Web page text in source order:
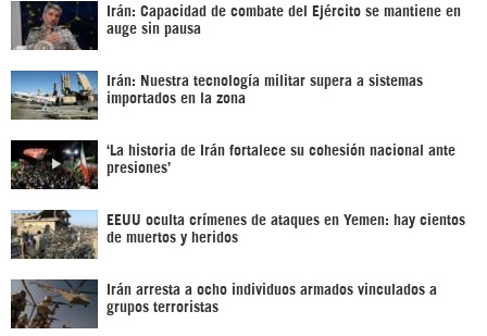
Irán: Capacidad de combate del Ejército se mantiene en
auge sin pausa
Irán: Nuestra tecnología militar supera a sistemas
importados en la zona
‘La historia de Irán fortalece su cohesión nacional ante
presiones’
EEUU oculta crímenes de ataques en Yemen: hay cientos
de muertos y heridos
Irán arresta a ocho individuos armados vinculados a
grupos terroristas